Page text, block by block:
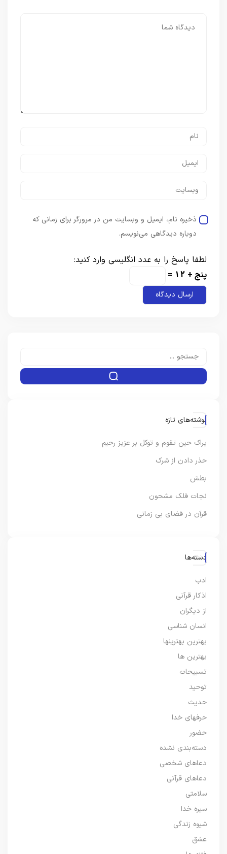
ذخیره نام، ایمیل و وبسایت من در مرورگر برای زمانی که
دوباره دیدگاهی می‌نویسم.
لطفا پاسخ را به عدد انگلیسی وارد کنید:
پنج + 12 =
نوشته‌های تازه
یراک حین تقوم و توکل بر عزیز رحیم
حذر دادن از شرک
بطش
نجات فلک مشحون
قرآن در فضای بی زمانی
دسته‌ها
ادب
اذکار قرآنی
از دیگران
انسان شناسی
بهترین بهترینها
بهترین ها
تسبیحات
توحید
حدیث
حرفهای خدا
حضور
دسته‌بندی نشده
دعاهای شخصی
دعاهای قرآنی
سلامتی
سیره خدا
شیوه زندگی
عشق